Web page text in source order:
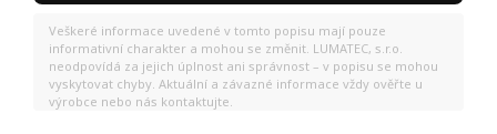
Veškeré informace uvedené v tomto popisu mají pouze
informativní charakter a mohou se změnit. LUMATEC, s.r.o.
neodpovídá za jejich úplnost ani správnost – v popisu se mohou
vyskytovat chyby. Aktuální a závazné informace vždy ověřte u
výrobce nebo nás kontaktujte.